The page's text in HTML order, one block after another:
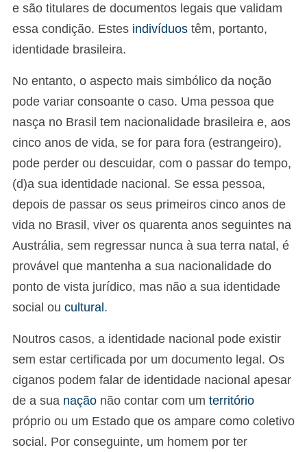
e são titulares de documentos legais que validam
essa condição. Estes indivíduos têm, portanto,
identidade brasileira.
No entanto, o aspecto mais simbólico da noção
pode variar consoante o caso. Uma pessoa que
nasça no Brasil tem nacionalidade brasileira e, aos
cinco anos de vida, se for para fora (estrangeiro),
pode perder ou descuidar, com o passar do tempo,
(d)a sua identidade nacional. Se essa pessoa,
depois de passar os seus primeiros cinco anos de
vida no Brasil, viver os quarenta anos seguintes na
Austrália, sem regressar nunca à sua terra natal, é
provável que mantenha a sua nacionalidade do
ponto de vista jurídico, mas não a sua identidade
social ou cultural.
Noutros casos, a identidade nacional pode existir
sem estar certificada por um documento legal. Os
ciganos podem falar de identidade nacional apesar
de a sua nação não contar com um território
próprio ou um Estado que os ampare como coletivo
social. Por conseguinte, um homem por ter